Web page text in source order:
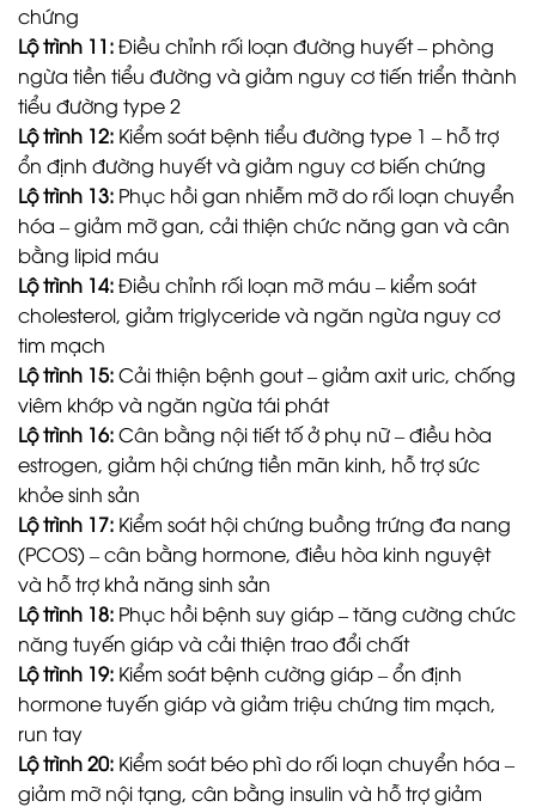
chứng
Lộ trình 11:Điều chỉnh rối loạn đường huyết – phòng
ngừa tiền tiểu đường và giảm nguy cơ tiến triển thành
tiểu đường type 2
Lộ trình 12: Kiểm soát bệnh tiểu đường type 1 – hỗ trợ
ổn định đường huyết và giảm nguy cơ biến chứng
Lộ trình 13: Phục hồi gan nhiễm mỡ do rối loạn chuyển
hóa – giảm mỡ gan, cải thiện chức năng gan và cân
bằng lipid máu
Lộ trình 14:Điều chỉnh rối loạn mỡ máu – kiểm soát
cholesterol, giảm triglyceride và ngăn ngừa nguy cơ
tim mạch
Lộ trình 15:Cải thiện bệnh gout – giảm axit uric, chống
viêm khớp và ngăn ngừa tái phát
Lộ trình 16:Cân bằng nội tiết tố ở phụ nữ – điều hòa
estrogen, giảm hội chứng tiền mãn kinh, hỗ trợ sức
khỏe sinh sản
Lộ trình 17: Kiểm soát hội chứng buồng trứng đa nang
(PCOS) – cân bằng hormone, điều hòa kinh nguyệt
và hỗ trợ khả năng sinh sản
Lộ trình 18: Phục hồi bệnh suy giáp – tăng cường chức
năng tuyến giáp và cải thiện trao đổi chất
Lộ trình 19: Kiểm soát bệnh cường giáp – ổn định
hormone tuyến giáp và giảm triệu chứng tim mạch,
run tay
Lộ trình 20: Kiểm soát béo phì do rối loạn chuyển hóa –
giảm mỡ nội tạng, cân bằng insulin và hỗ trợ giảm